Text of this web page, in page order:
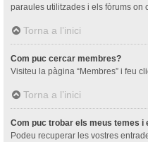
paraules utilitzades i els fòrums on
Torna a l’inici
Com puc cercar membres?
Visiteu la pàgina “Membres” i feu
Torna a l’inici
Com puc trobar els meus temes i
Podeu recuperar les vostres